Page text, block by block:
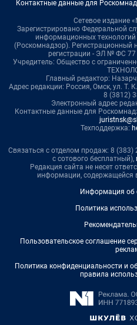
Контактные данные для
Сетевое издание
Зарегистрировано Федеральной
информационных
(Роскомнадзор). Регистрационный
регистрации - ЭЛ № ФС 77
Учредитель: Общество с
Главный редактор:
Адрес редакции: Россия, Омск, ул. Т.
8 (3812)
Электронный адрес
Контактные данные для
Техподдержка:
Связаться с отделом продаж: 8 (383)
с сотового бесплатный),
Редакция сайта не несет
информации, содержащейся
Информация об
Политика
Пользовательское соглашение
Политика конфиденциальности и
правила